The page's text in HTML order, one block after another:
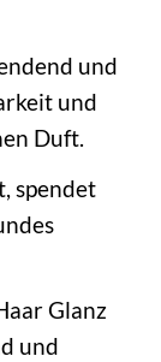
und
und
Duft.
spendet
Glanz
und